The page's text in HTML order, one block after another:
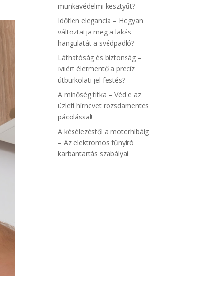
munkavédelmi kesztyűt?
Időtlen elegancia – Hogyan
változtatja meg a lakás
hangulatát a svédpadló?
Láthatóság és biztonság –
Miért életmentő a precíz
útburkolati jel festés?
A minőség titka – Védje az
üzleti hírnevet rozsdamentes
pácolással!
A késélezéstől a motorhibáig
– Az elektromos fűnyíró
karbantartás szabályai